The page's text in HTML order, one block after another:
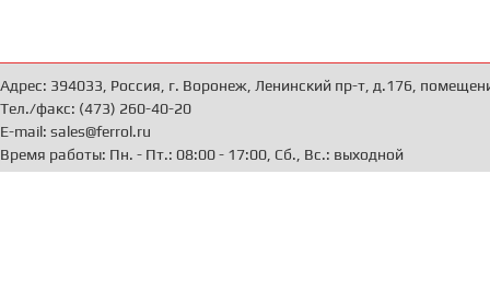
Адрес: 394033, Россия, г. Воронеж, Ленинский пр-т, д.176,
Тел./факс: (473) 260-40-20
E-mail: sales@ferrol.ru
Время работы: Пн. - Пт.: 08:00 - 17:00, Сб., Вс.: выходной